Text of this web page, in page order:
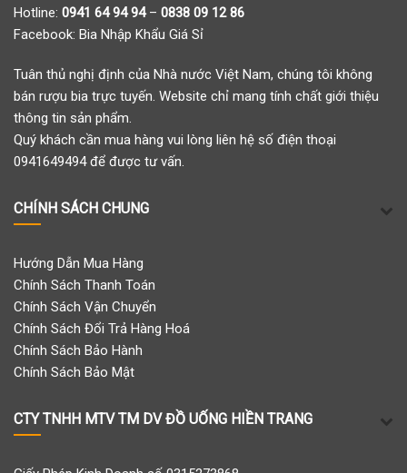
Hotline: 0941 64 94 94– 0838 09 12 86
Facebook: Bia Nhập Khẩu Giá Sỉ
Tuân thủ nghị định của Nhà nước Việt Nam, chúng tôi không
bán rượu bia trực tuyến. Website chỉ mang tính chất giới thiệu
thông tin sản phẩm.
Quý khách cần mua hàng vui lòng liên hệ số điện thoại
0941649494 để được tư vấn.
CHÍNH SÁCH CHUNG
Hướng Dẫn Mua Hàng
Chính Sách Thanh Toán
Chính Sách Vận Chuyển
Chính Sách Đổi Trả Hàng Hoá
Chính Sách Bảo Hành
Chính Sách Bảo Mật
CTY TNHH MTV TM DV ĐỒ UỐNG HIỀN TRANG